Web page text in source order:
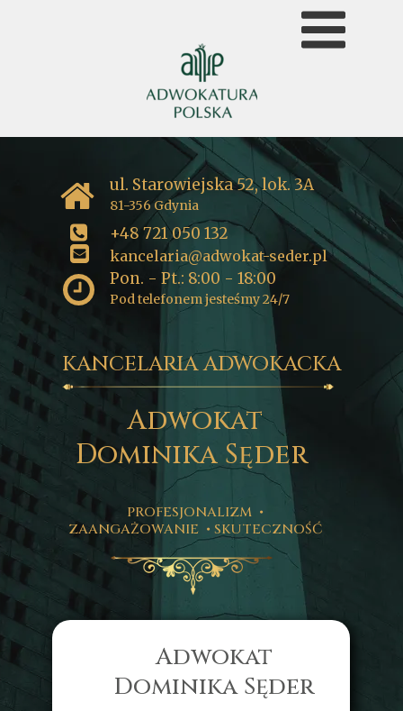
Adwokat
Dominika Sęder
PROFESJONALIZM •
ZAANGAŻOWANIE • SKUTECZNOŚĆ
Pon. - Pt.: 8:00 - 18:00
Pod telefonem jesteśmy 24/7
ul. Starowiejska 52, lok. 3A
81-356 Gdynia
KANCELARIA ADWOKACKA
Adwokat
Dominika Sęder
+48 721 050 132
kancelaria@adwokat-seder.pl